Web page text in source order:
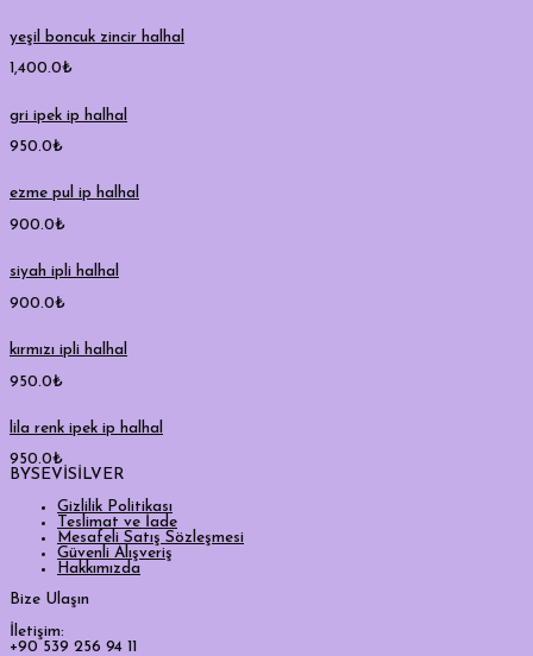
yeşil boncuk zincir halhal
1,400.0₺
gri ipek ip halhal
950.0₺
ezme pul ip halhal
900.0₺
siyah ipli halhal
900.0₺
kırmızı ipli halhal
950.0₺
lila renk ipek ip halhal
950.0₺
BYSEVİSİLVER
Gizlilik Politikası
Teslimat ve İade
Mesafeli Satış Sözleşmesi
Güvenli Alışveriş
Hakkımızda
Bize Ulaşın
İletişim:
+90 539 256 94 11